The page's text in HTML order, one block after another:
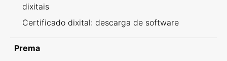
dixitais
Certificado dixital: descarga de software
Prema